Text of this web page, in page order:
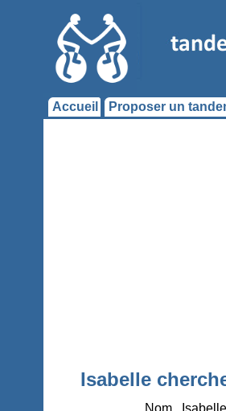
Accueil Proposer un
Isabelle
Nom
Isabelle